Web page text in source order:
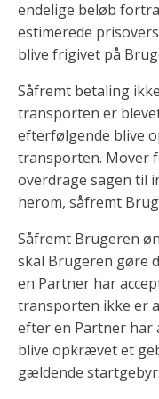
endelige beløb
estimerede
blive frigivet på
Såfremt betaling
transporten er
efterfølgende blive
transporten. Mover
overdrage sagen til
herom, såfremt
Såfremt Brugeren
skal Brugeren gøre
en Partner har
transporten ikke er
efter en Partner har
blive opkrævet et
gældende startgebyr.